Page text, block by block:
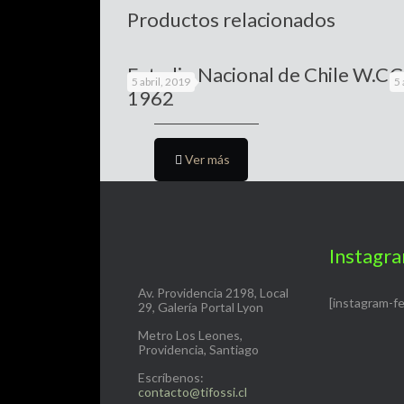
Productos relacionados
5 abril, 2019
Estadio Nacional de Chile W.C
1962
Ver más
5
Av. Providencia 2198, Local
29, Galería Portal Lyon
Metro Los Leones,
Providencia, Santiago
Escríbenos:
contacto@tifossi.cl
[instagram-